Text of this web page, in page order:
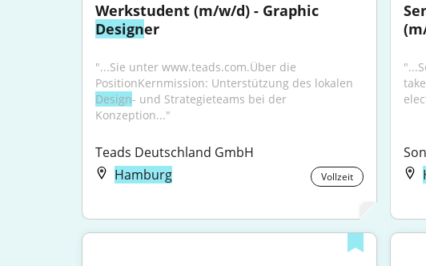
Designer
"...Sie unter www.teads.com.Über die
Design- und Strategieteams bei der
Konzeption..."
Teads Deutschland GmbH
Hamburg
Vollzeit